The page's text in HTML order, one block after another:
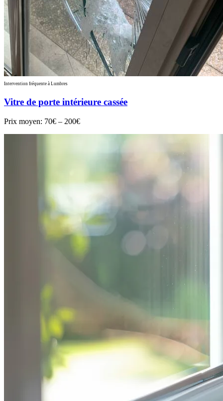
Intervention fréquente à Lumbres
Vitre de porte intérieure cassée
Prix moyen: 70€ – 200€